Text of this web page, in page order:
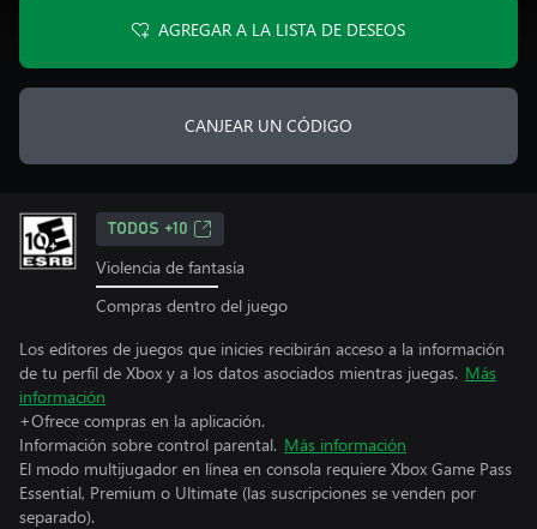
AGREGAR A LA LISTA DE DESEOS
CANJEAR UN CÓDIGO
TODOS +10
Violencia de fantasía
Compras dentro del juego
Los editores de juegos que inicies recibirán acceso a la información
de tu perfil de Xbox y a los datos asociados mientras juegas. Más
información
+Ofrece compras en la aplicación.
Información sobre control parental. Más información
El modo multijugador en línea en consola requiere Xbox Game Pass
Essential, Premium o Ultimate (las suscripciones se venden por
separado).